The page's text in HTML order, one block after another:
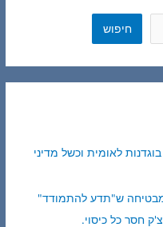
חיפוש
לאומית וכשל מדיני
ש"תדע להתמודד"
חסר כל כיסוי.